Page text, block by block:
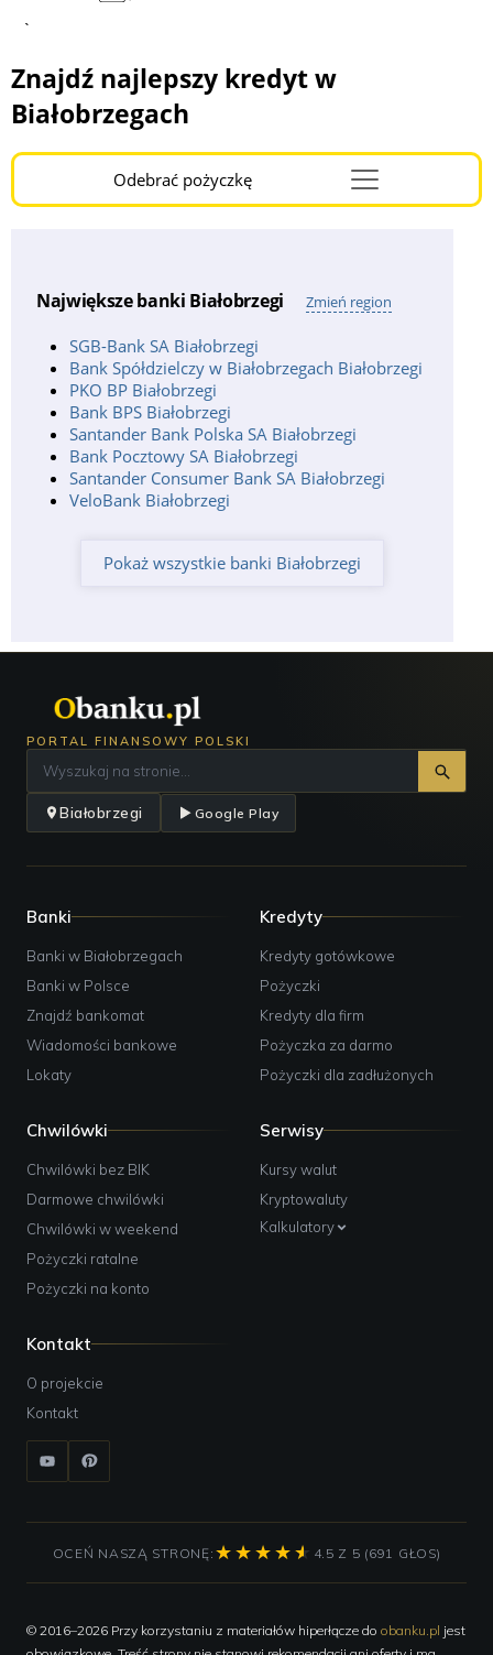
`
Znajdź najlepszy kredyt w
Białobrzegach
Odebrać pożyczkęMenu
Burger
Największe banki Białobrzegi Zmień region
SGB-Bank SA Białobrzegi
Bank Spółdzielczy w Białobrzegach Białobrzegi
PKO BP Białobrzegi
Bank BPS Białobrzegi
Santander Bank Polska SA Białobrzegi
Bank Pocztowy SA Białobrzegi
Santander Consumer Bank SA Białobrzegi
VeloBank Białobrzegi
Pokaż wszystkie banki Białobrzegi
PORTAL FINANSOWY POLSKI
Białobrzegi Google Play
Banki
Banki w Białobrzegach
Banki w Polsce
Znajdź bankomat
Wiadomości bankowe
Lokaty
Kredyty
Kredyty gotówkowe
Pożyczki
Kredyty dla firm
Pożyczka za darmo
Pożyczki dla zadłużonych
Chwilówki
Chwilówki bez BIK
Darmowe chwilówki
Chwilówki w weekend
Pożyczki ratalne
Pożyczki na konto
Serwisy
Kursy walut
Kryptowaluty
Kalkulatory
Kontakt
O projekcie
Kontakt
OCEŃ NASZĄ STRONĘ: 4.5 Z 5 (691 GŁOS)
© 2016–2026 Przy korzystaniu z materiałów hiperłącze do obanku.pl jest